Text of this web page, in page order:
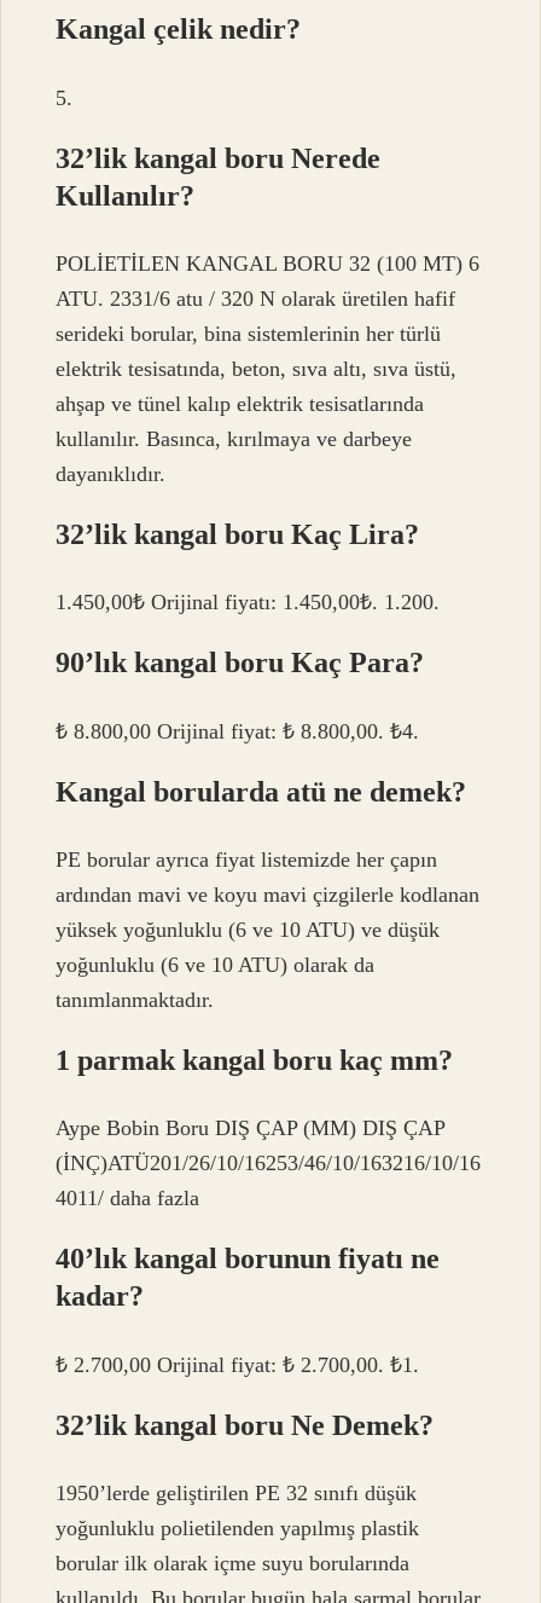
Kangal çelik nedir?
5.
32’lik kangal boru Nerede
Kullanılır?
POLİETİLEN KANGAL BORU 32 (100 MT) 6
ATU. 2331/6 atu / 320 N olarak üretilen hafif
serideki borular, bina sistemlerinin her türlü
elektrik tesisatında, beton, sıva altı, sıva üstü,
ahşap ve tünel kalıp elektrik tesisatlarında
kullanılır. Basınca, kırılmaya ve darbeye
dayanıklıdır.
32’lik kangal boru Kaç Lira?
1.450,00₺ Orijinal fiyatı: 1.450,00₺. 1.200.
90’lık kangal boru Kaç Para?
₺ 8.800,00 Orijinal fiyat: ₺ 8.800,00. ₺4.
Kangal borularda atü ne demek?
PE borular ayrıca fiyat listemizde her çapın
ardından mavi ve koyu mavi çizgilerle kodlanan
yüksek yoğunluklu (6 ve 10 ATU) ve düşük
yoğunluklu (6 ve 10 ATU) olarak da
tanımlanmaktadır.
1 parmak kangal boru kaç mm?
Aype Bobin Boru DIŞ ÇAP (MM) DIŞ ÇAP
(İNÇ)ATÜ201/26/10/16253/46/10/163216/10/16
4011/ daha fazla
40’lık kangal borunun fiyatı ne
kadar?
₺ 2.700,00 Orijinal fiyat: ₺ 2.700,00. ₺1.
32’lik kangal boru Ne Demek?
1950’lerde geliştirilen PE 32 sınıfı düşük
yoğunluklu polietilenden yapılmış plastik
borular ilk olarak içme suyu borularında